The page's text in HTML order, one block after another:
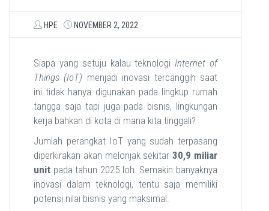
HPE NOVEMBER 2, 2022
Siapa yang setuju kalau teknologiInternet of
Things (IoT) menjadi inovasi tercanggih saat
ini tidak hanya digunakan pada lingkup rumah
tangga saja tapi juga pada bisnis, lingkungan
kerja bahkan di kota di mana kita tinggali?
Jumlah perangkat IoT yang sudah terpasang
diperkirakan akan melonjak sekitar30,9 miliar
unit pada tahun 2025 loh. Semakin banyaknya
inovasi dalam teknologi, tentu saja memiliki
potensi nilai bisnis yang maksimal.